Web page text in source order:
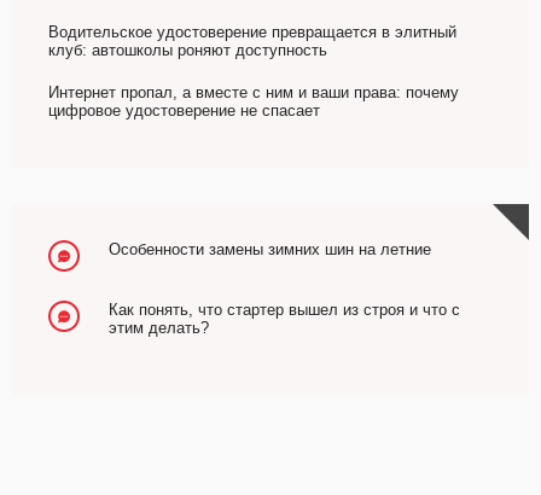
Водительское удостоверение превращается в элитный
клуб: автошколы роняют доступность
Интернет пропал, а вместе с ним и ваши права: почему
цифровое удостоверение не спасает
Особенности замены зимних шин на летние
Как понять, что стартер вышел из строя и что с
этим делать?